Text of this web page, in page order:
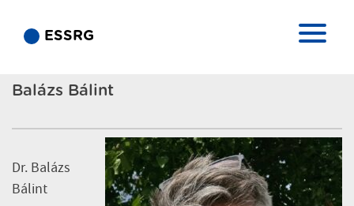
ESSRG
Balázs Bálint
Dr. Balázs
Bálint